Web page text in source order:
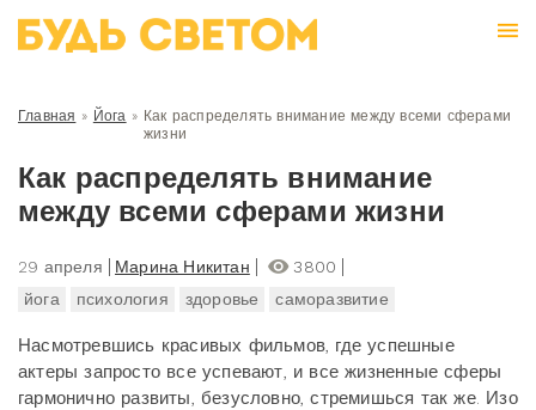
Главная » Йога » Как распределять внимание между всеми сферами
жизни
Как распределять внимание
между всеми сферами жизни
29 апреля Марина Никитан
3800
йога
психология здоровье саморазвитие
Насмотревшись красивых фильмов, где успешные
актеры запросто все успевают, и все жизненные сферы
гармонично развиты, безусловно, стремишься так же. Изо